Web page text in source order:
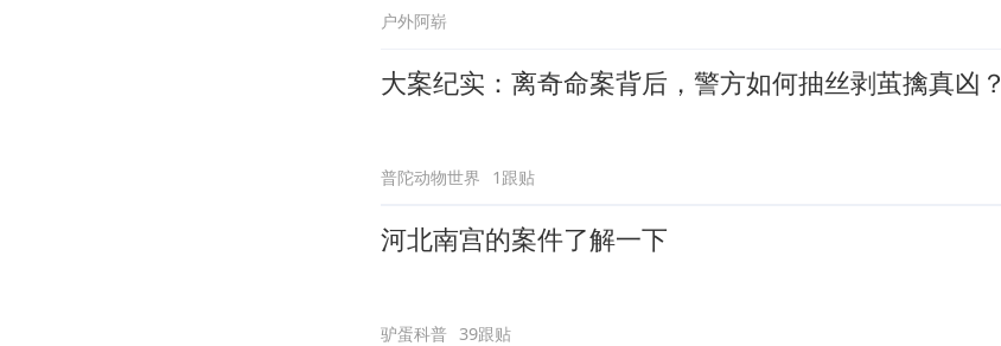
户外阿崭
大案纪实：离奇命案背后，警方如何抽丝剥茧擒真凶？
普陀动物世界 1跟贴
河北南宫的案件了解一下
驴蛋科普 39跟贴